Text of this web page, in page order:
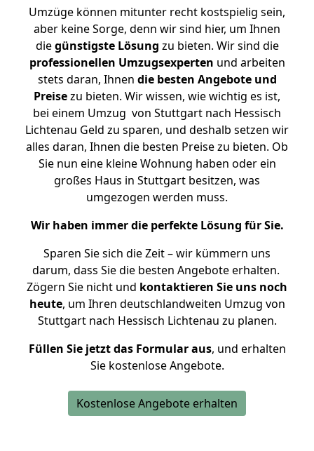
Umzüge können mitunter recht kostspielig sein,
aber keine Sorge, denn wir sind hier, um Ihnen
diegünstigste Lösung zu bieten. Wir sind die
professionellen Umzugsexperten und arbeiten
stets daran, Ihnen die besten Angebote und
Preisezu bieten. Wir wissen, wie wichtig es ist,
bei einem Umzug von Stuttgart nach Hessisch
Lichtenau Geld zu sparen, und deshalb setzen wir
alles daran, Ihnen die besten Preise zu bieten. Ob
Sie nun eine kleine Wohnung haben oder ein
großes Haus in Stuttgart besitzen, was
umgezogen werden muss.
Wir haben immer die perfekte Lösung für Sie.
Sparen Sie sich die Zeit – wir kümmern uns
darum, dass Sie die besten Angebote erhalten.
Zögern Sie nicht und kontaktieren Sie uns noch
heute, um Ihren deutschlandweiten Umzug von
Stuttgart nach Hessisch Lichtenau zu planen.
Füllen Sie jetzt das Formular aus, und erhalten
Sie kostenlose Angebote.
Kostenlose Angebote erhalten